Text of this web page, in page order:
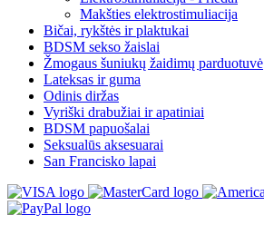
Makšties elektrostimuliacija
Bičai, rykštės ir plaktukai
BDSM sekso žaislai
Žmogaus šuniukų žaidimų parduotuvė
Lateksas ir guma
Odinis diržas
Vyriški drabužiai ir apatiniai
BDSM papuošalai
Seksualūs aksesuarai
San Francisko lapai